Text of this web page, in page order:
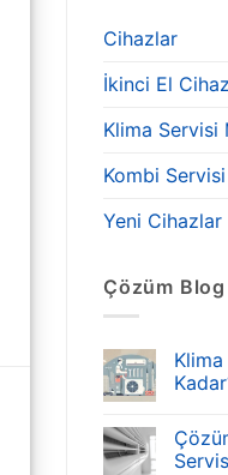
Cihazlar
İkinci El
Klima Servisi
Kombi
Yeni Cihazlar
Çözüm Blog